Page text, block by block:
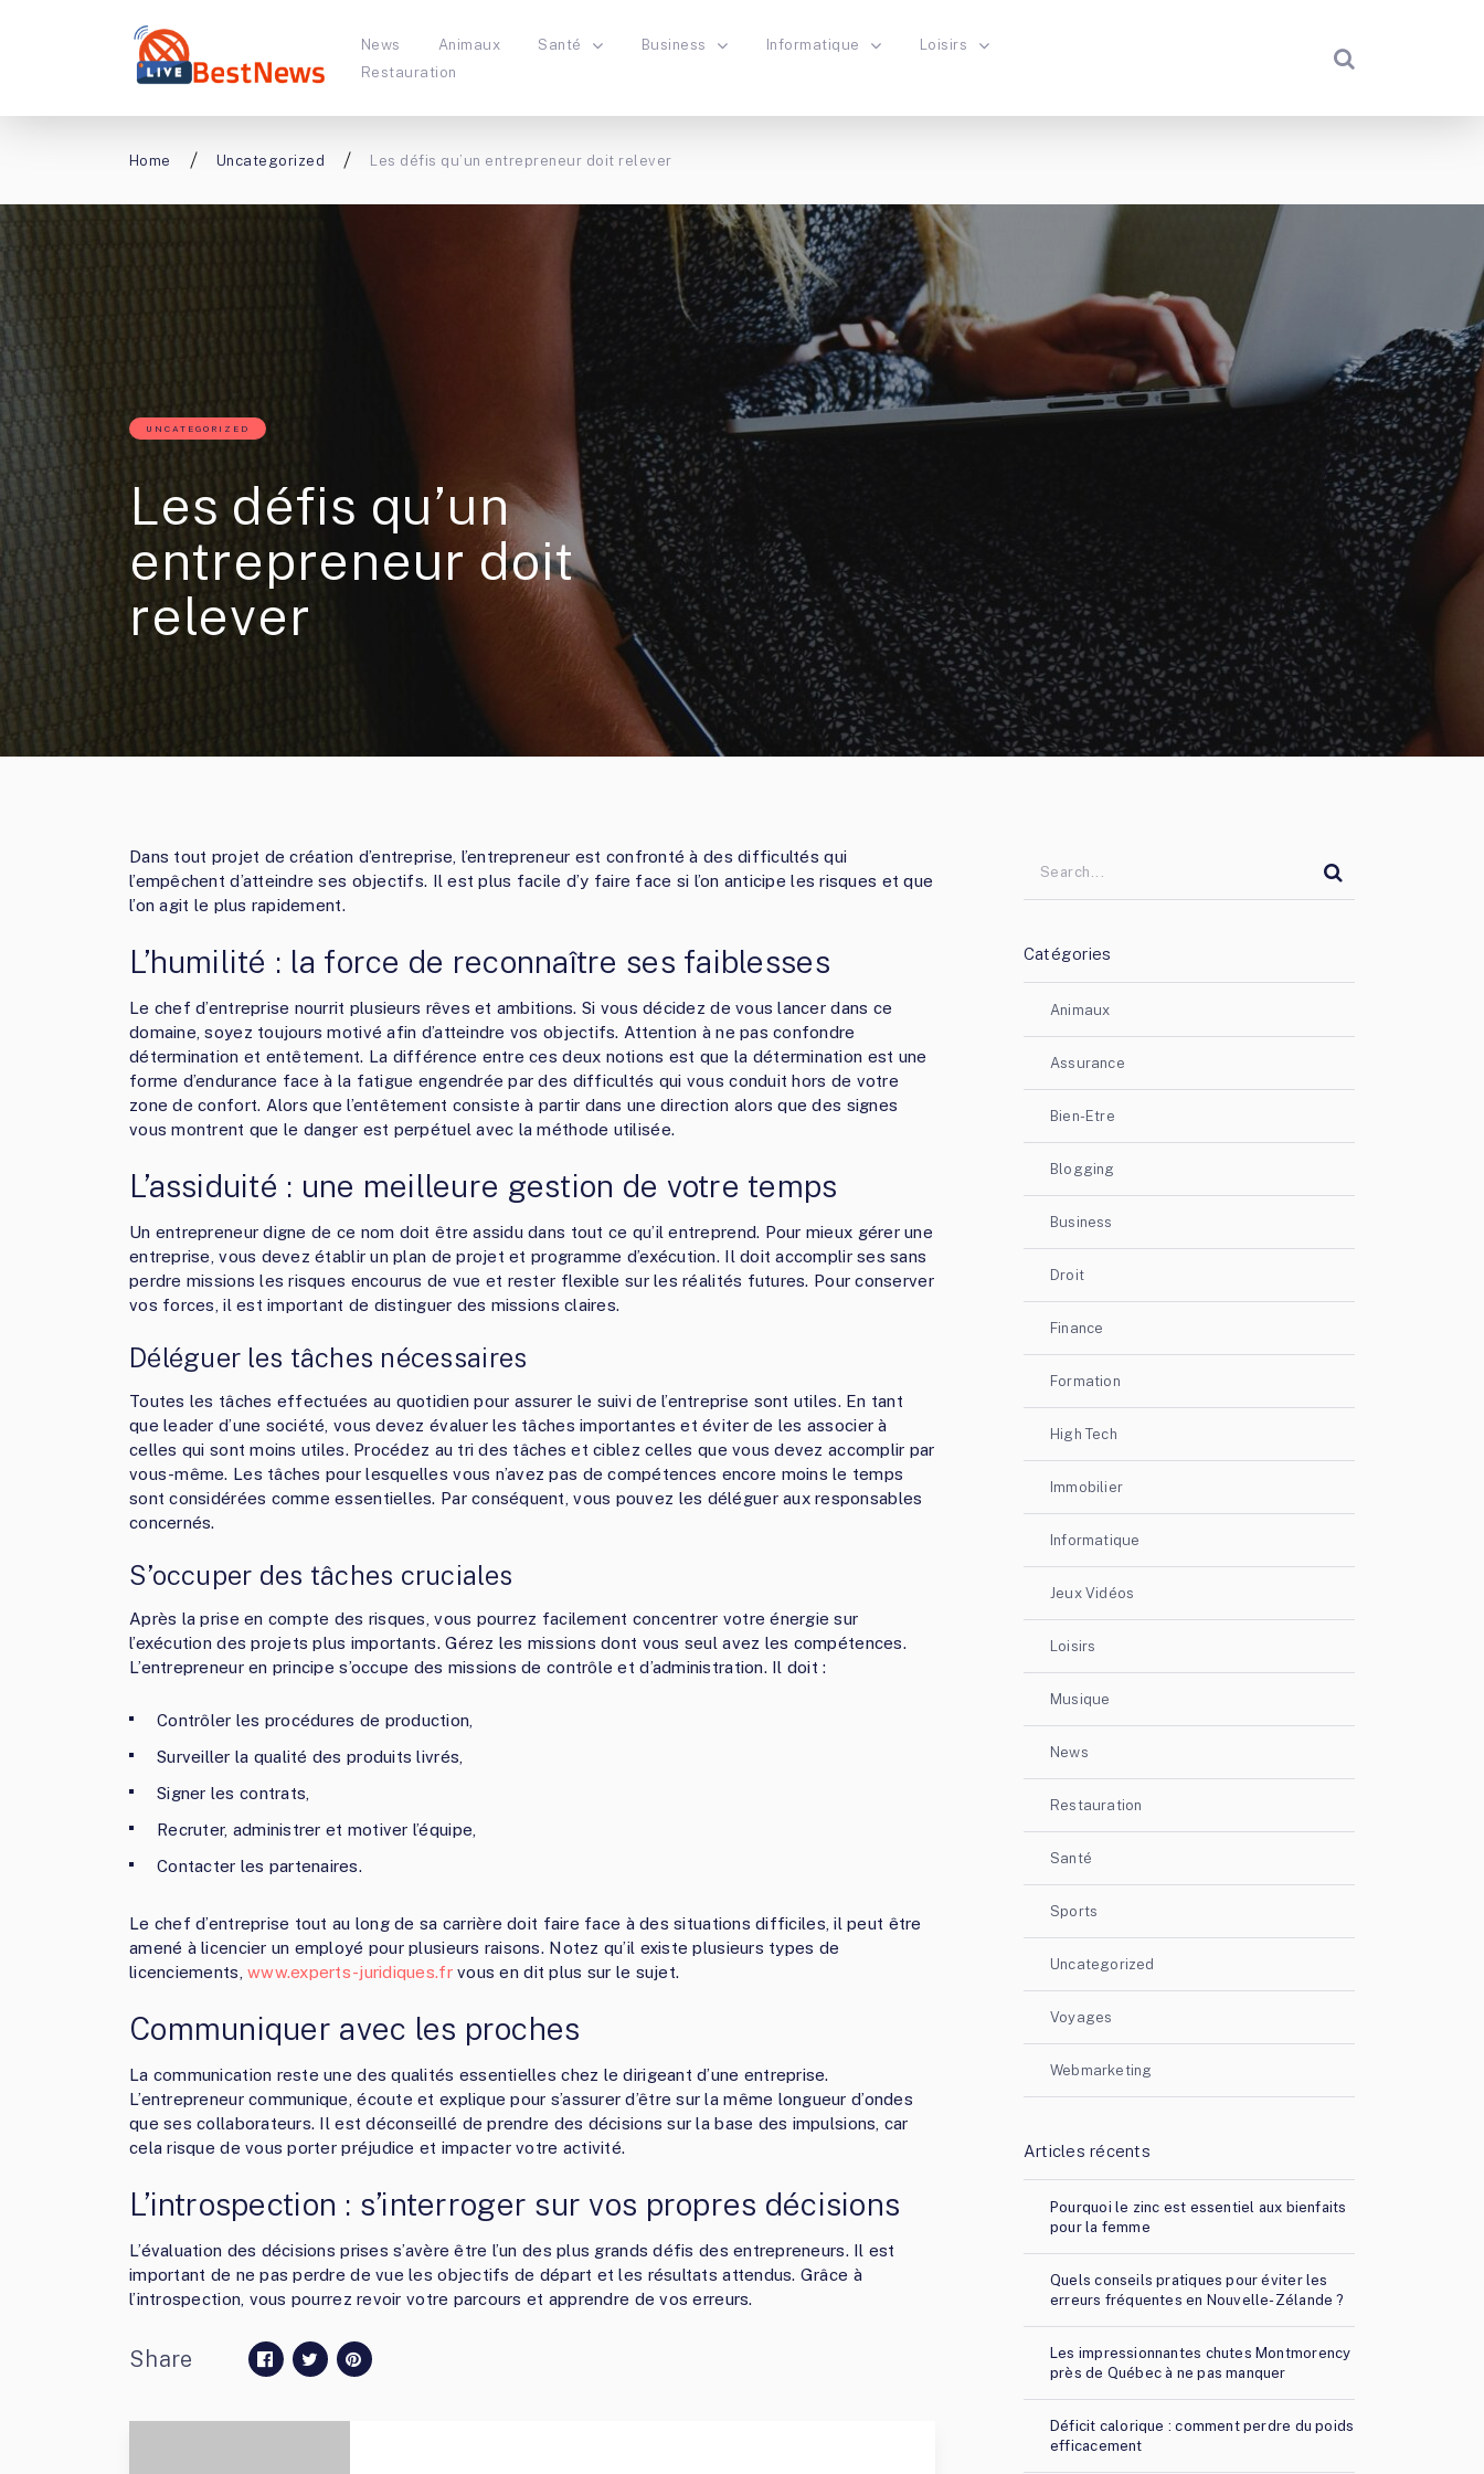
News Animaux Santé Business Informatique
Loisirs
Restauration
Home Uncategorized Les défis qu’un entrepreneur doit relever
UNCATEGORIZED
Les défis qu’un
entrepreneur doit
relever
Dans tout projet de création d’entreprise, l’entrepreneur est confronté à des difficultés qui
l’empêchent d’atteindre ses objectifs. Il est plus facile d’y faire face si l’on anticipe les risques et que
l’on agit le plus rapidement.
L’humilité : la force de reconnaître ses faiblesses
Le chef d’entreprise nourrit plusieurs rêves et ambitions. Si vous décidez de vous lancer dans ce
domaine, soyez toujours motivé afin d’atteindre vos objectifs. Attention à ne pas confondre
détermination et entêtement. La différence entre ces deux notions est que la détermination est une
forme d’endurance face à la fatigue engendrée par des difficultés qui vous conduit hors de votre
zone de confort. Alors que l’entêtement consiste à partir dans une direction alors que des signes
vous montrent que le danger est perpétuel avec la méthode utilisée.
L’assiduité : une meilleure gestion de votre temps
Un entrepreneur digne de ce nom doit être assidu dans tout ce qu’il entreprend. Pour mieux gérer une
entreprise, vous devez établir un plan de projet et programme d’exécution. Il doit accomplir ses sans
perdre missions les risques encourus de vue et rester flexible sur les réalités futures. Pour conserver
vos forces, il est important de distinguer des missions claires.
Déléguer les tâches nécessaires
Toutes les tâches effectuées au quotidien pour assurer le suivi de l’entreprise sont utiles. En tant
que leader d’une société, vous devez évaluer les tâches importantes et éviter de les associer à
celles qui sont moins utiles. Procédez au tri des tâches et ciblez celles que vous devez accomplir par
vous-même. Les tâches pour lesquelles vous n’avez pas de compétences encore moins le temps
sont considérées comme essentielles. Par conséquent, vous pouvez les déléguer aux responsables
concernés.
S’occuper des tâches cruciales
Après la prise en compte des risques, vous pourrez facilement concentrer votre énergie sur
l’exécution des projets plus importants. Gérez les missions dont vous seul avez les compétences.
L’entrepreneur en principe s’occupe des missions de contrôle et d’administration. Il doit :
Contrôler les procédures de production,
Surveiller la qualité des produits livrés,
Signer les contrats,
Recruter, administrer et motiver l’équipe,
Contacter les partenaires.
Le chef d’entreprise tout au long de sa carrière doit faire face à des situations difficiles, il peut être
amené à licencier un employé pour plusieurs raisons. Notez qu’il existe plusieurs types de
licenciements,www.experts-juridiques.frvous en dit plus sur le sujet.
Communiquer avec les proches
La communication reste une des qualités essentielles chez le dirigeant d’une entreprise.
L’entrepreneur communique, écoute et explique pour s’assurer d’être sur la même longueur d’ondes
que ses collaborateurs. Il est déconseillé de prendre des décisions sur la base des impulsions, car
cela risque de vous porter préjudice et impacter votre activité.
L’introspection : s’interroger sur vos propres décisions
L’évaluation des décisions prises s’avère être l’un des plus grands défis des entrepreneurs. Il est
important de ne pas perdre de vue les objectifs de départ et les résultats attendus. Grâce à
l’introspection, vous pourrez revoir votre parcours et apprendre de vos erreurs.
Share
Catégories
Animaux
Assurance
Bien-Etre
Blogging
Business
Droit
Finance
Formation
High Tech
Immobilier
Informatique
Jeux Vidéos
Loisirs
Musique
News
Restauration
Santé
Sports
Uncategorized
Voyages
Webmarketing
Articles récents
Pourquoi le zinc est essentiel aux bienfaits
pour la femme
Quels conseils pratiques pour éviter les
erreurs fréquentes en Nouvelle-Zélande ?
Les impressionnantes chutes Montmorency
près de Québec à ne pas manquer
Déficit calorique : comment perdre du poids
efficacement